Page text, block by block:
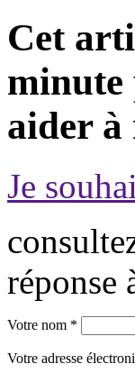
Cet
minute
aider à
Je
réponse
Votre nom *
Votre adresse